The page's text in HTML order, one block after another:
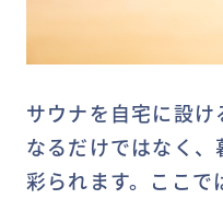
サウナを自宅に設け
なるだけではなく
彩られます。ここで